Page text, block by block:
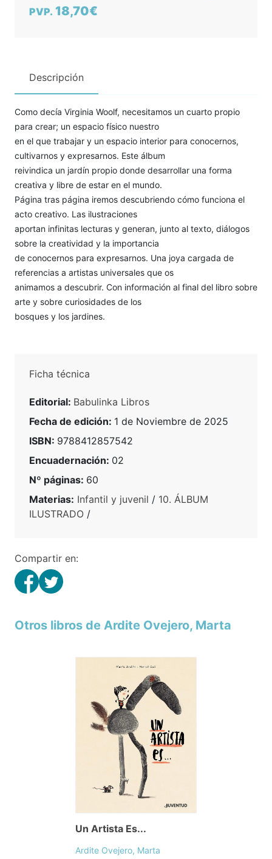
PVP. 18,70€
Descripción
Como decía Virginia Woolf, necesitamos un cuarto propio
para crear; un espacio físico nuestro
en el que trabajar y un espacio interior para conocernos,
cultivarnos y expresarnos. Este álbum
reivindica un jardín propio donde desarrollar una forma
creativa y libre de estar en el mundo.
Página tras página iremos descubriendo cómo funciona el
acto creativo. Las ilustraciones
aportan infinitas lecturas y generan, junto al texto, diálogos
sobre la creatividad y la importancia
de conocernos para expresarnos. Una joya cargada de
referencias a artistas universales que os
animamos a descubrir. Con información al final del libro sobre
arte y sobre curiosidades de los
bosques y los jardines.
Ficha técnica
Editorial: Babulinka Libros
Fecha de edición: 1 de Noviembre de 2025
ISBN: 9788412857542
Encuadernación: 02
Nº páginas: 60
Materias: Infantil y juvenil / 10. ÁLBUM
ILUSTRADO /
Compartir en:
Otros libros de Ardite Ovejero, Marta
Un Artista Es...
Ardite Ovejero, Marta